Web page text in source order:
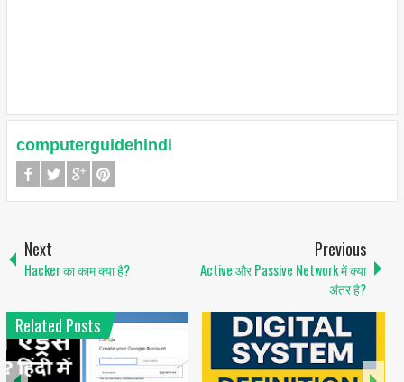
computerguidehindi
Next
Hacker का काम क्या है?
Previous
Active और Passive Network में क्या
अंतर है?
Related Posts